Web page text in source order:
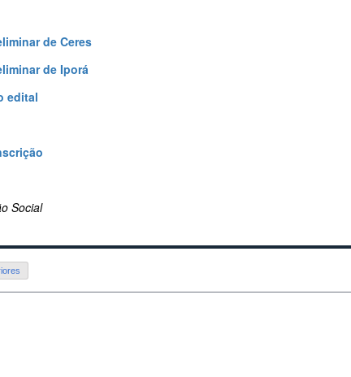
de Ceres
de Iporá
edital
Social